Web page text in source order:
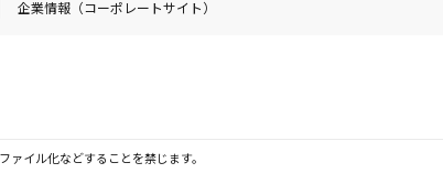
企業情報（コーポレートサイト）
ァイル化などすることを禁じます。